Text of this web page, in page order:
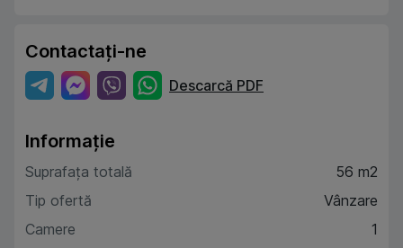
Contactați-ne
Descarcă PDF
Informație
Suprafața totală
56 m2
Tip ofertă
Vânzare
Camere
1